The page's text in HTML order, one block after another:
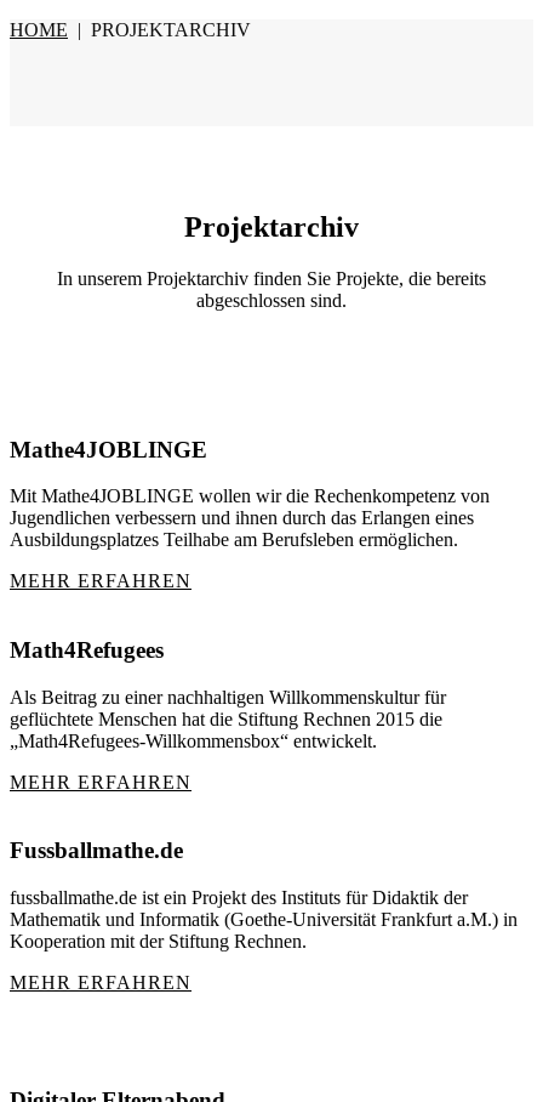
HOME | PROJEKTARCHIV
Projektarchiv
In unserem Projektarchiv finden Sie Projekte, die bereits
abgeschlossen sind.
Mathe4JOBLINGE
Mit Mathe4JOBLINGE wollen wir die Rechenkompetenz von
Jugendlichen verbessern und ihnen durch das Erlangen eines
Ausbildungsplatzes Teilhabe am Berufsleben ermöglichen.
MEHR ERFAHREN
Math4Refugees
Als Beitrag zu einer nachhaltigen Willkommenskultur für
geflüchtete Menschen hat die Stiftung Rechnen 2015 die
„Math4Refugees-Willkommensbox“ entwickelt.
MEHR ERFAHREN
Fussballmathe.de
fussballmathe.de ist ein Projekt des Instituts für Didaktik der
Mathematik und Informatik (Goethe-Universität Frankfurt a.M.) in
Kooperation mit der Stiftung Rechnen.
MEHR ERFAHREN